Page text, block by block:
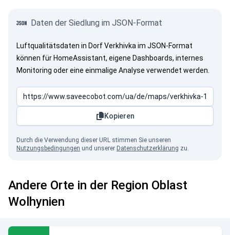
Daten der Siedlung im JSON-Format
Luftqualitätsdaten in Dorf Verkhivka im JSON-Format
können für HomeAssistant, eigene Dashboards, internes
Monitoring oder eine einmalige Analyse verwendet werden.
Kopieren
Durch die Verwendung dieser URL stimmen Sie unseren
Nutzungsbedingungen und unserer Datenschutzerklärung zu.
Andere Orte in der Region Oblast
Wolhynien